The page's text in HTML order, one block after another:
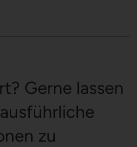
Gerne lassen
zu